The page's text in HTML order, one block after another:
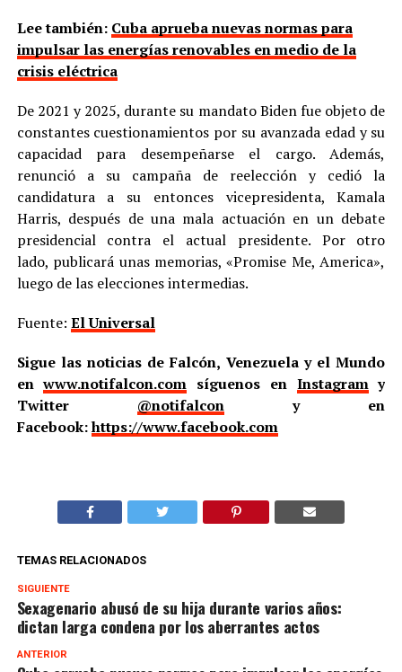
Lee también: Cuba aprueba nuevas normas para
impulsar las energías renovables en medio de la
crisis eléctrica
De 2021 y 2025, durante su mandato Biden fue objeto de
constantes cuestionamientos por su avanzada edad y su
capacidad para desempeñarse el cargo. Además,
renunció a su campaña de reelección y cedió la
candidatura a su entonces vicepresidenta, Kamala
Harris, después de una mala actuación en un debate
presidencial contra el actual presidente. Por otro
lado, publicará unas memorias, «Promise Me, America»,
luego de las elecciones intermedias.
Fuente: El Universal
Sigue las noticias de Falcón, Venezuela y el Mundo
enwww.notifalcon.com síguenos en Instagramy
Twitter @notifalcony en
Facebook:https://www.facebook.com
TEMAS RELACIONADOS
SIGUIENTE
Sexagenario abusó de su hija durante varios años:
dictan larga condena por los aberrantes actos
ANTERIOR